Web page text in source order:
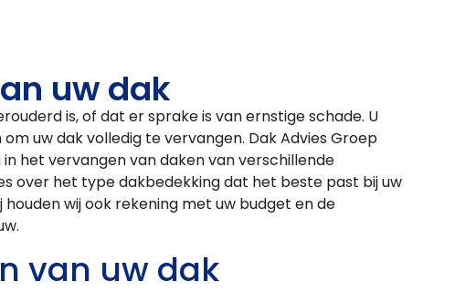
uw dak
is, of dat er sprake is van ernstige schade. U
uw dak volledig te vervangen. Dak Advies Groep
het vervangen van daken van verschillende
over het type dakbedekking dat het beste past bij uw
wij ook rekening met uw budget en de
van uw dak